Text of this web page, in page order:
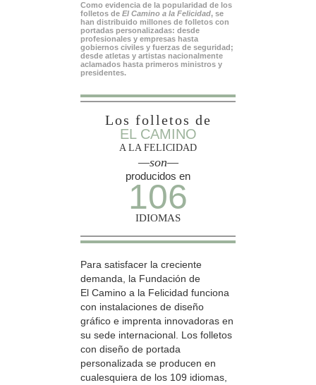
Como evidencia de la popularidad de los
folletos de El Camino a la Felicidad, se
han distribuido millones de folletos con
portadas personalizadas: desde
profesionales y empresas hasta
gobiernos civiles y fuerzas de seguridad;
desde atletas y artistas nacionalmente
aclamados hasta primeros ministros y
presidentes.
Los folletos de
EL CAMINO
A LA FELICIDAD
—son—
producidos en
106
IDIOMAS
Para satisfacer la creciente
demanda, la Fundación de
El Camino a la Felicidad funciona
con instalaciones de diseño
gráfico e imprenta innovadoras en
su sede internacional. Los folletos
con diseño de portada
personalizada se producen en
cualesquiera de los 109 idiomas,